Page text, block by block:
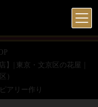
| 東京・文京区の花屋｜
）
アリー作り